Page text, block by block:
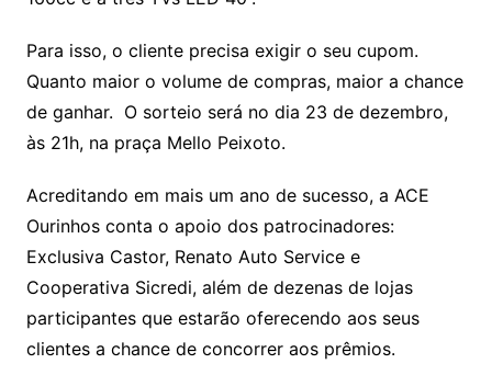
Para isso, o cliente precisa exigir o seu cupom.
Quanto maior o volume de compras, maior a chance
de ganhar. O sorteio será no dia 23 de dezembro,
às 21h, na praça Mello Peixoto.
Acreditando em mais um ano de sucesso, a ACE
Ourinhos conta o apoio dos patrocinadores:
Exclusiva Castor, Renato Auto Service e
Cooperativa Sicredi, além de dezenas de lojas
participantes que estarão oferecendo aos seus
clientes a chance de concorrer aos prêmios.